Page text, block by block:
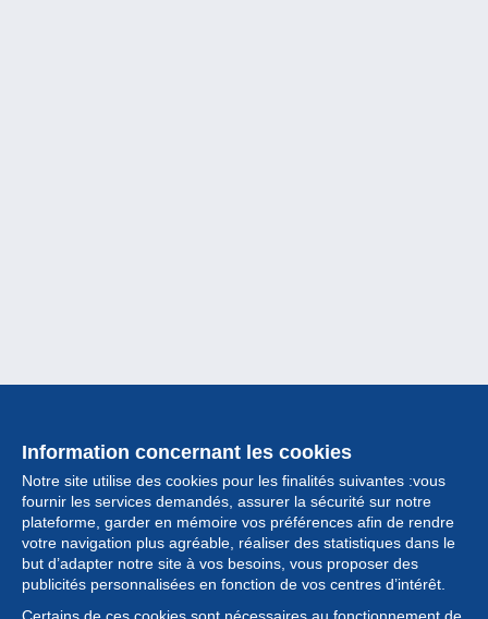
Information concernant les cookies
Notre site utilise des cookies pour les finalités suivantes :vous
fournir les services demandés, assurer la sécurité sur notre
plateforme, garder en mémoire vos préférences afin de rendre
votre navigation plus agréable, réaliser des statistiques dans le
but d’adapter notre site à vos besoins, vous proposer des
publicités personnalisées en fonction de vos centres d’intérêt.
Collection